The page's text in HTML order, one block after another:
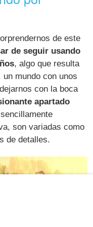
de este
de seguir usando
, algo que resulta
mundo con unos
con la boca
apartado
son variadas como
de detalles.